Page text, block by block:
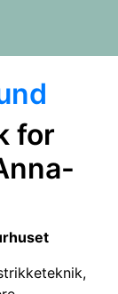
for